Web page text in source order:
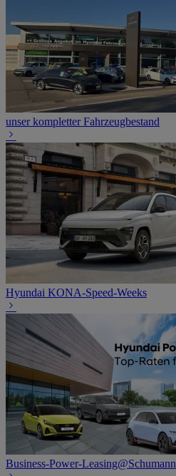
unser kompletter Fahrzeugbestand
Hyundai KONA-Speed-Weeks
Business-Power-Leasing@Schumann